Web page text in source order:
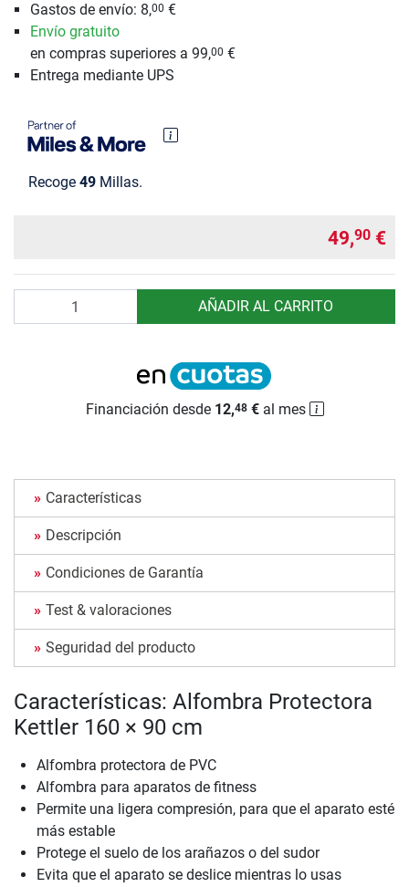
Gastos de envío: 8,00 €
Envío gratuito
en compras superiores a 99,00 €
Entrega mediante UPS
Recoge 49 Millas.
49,90 €
AÑADIR AL CARRITO
Financiación desde 12,48€al mes
Características
Descripción
Condiciones de Garantía
Test & valoraciones
Seguridad del producto
Características: Alfombra Protectora
Kettler 160 × 90 cm
Alfombra protectora de PVC
Alfombra para aparatos de fitness
Permite una ligera compresión, para que el aparato esté
más estable
Protege el suelo de los arañazos o del sudor
Evita que el aparato se deslice mientras lo usas